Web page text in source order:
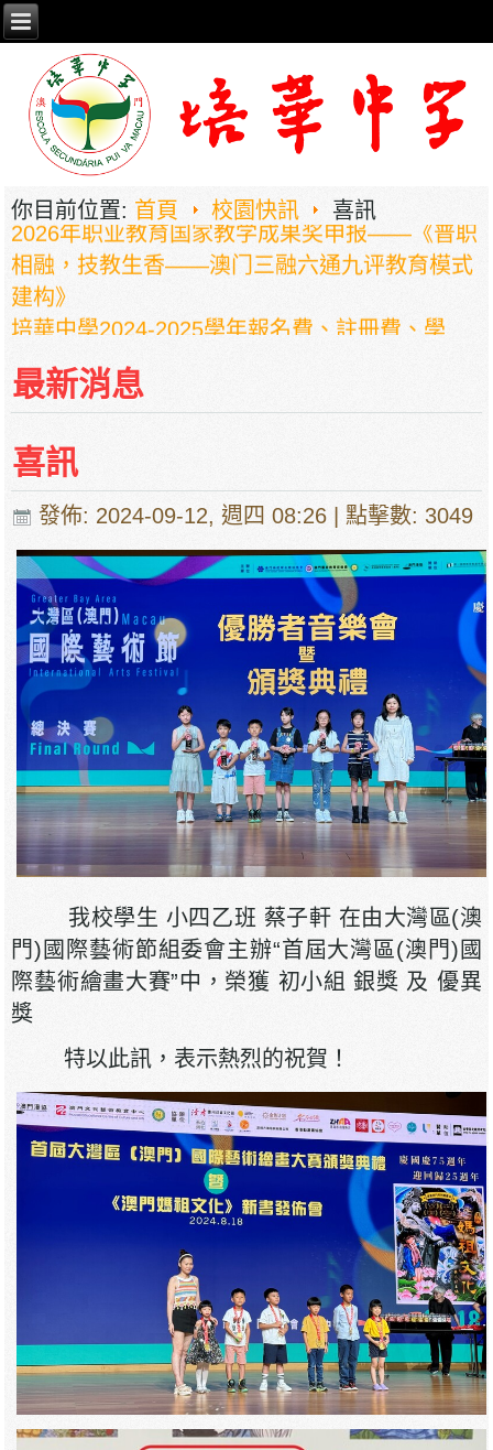
你目前位置: 首頁 校園快訊 喜訊
2026年职业教育国家教学成果奖申报——《普职
相融，技教生香——澳门三融六通九评教育模式
建构》
培華中學2024-2025學年報名費、註冊費、學
項目
培華中學收費項目一覽表
停課通知
最新消息
喜訊
發佈: 2024-09-12, 週四 08:26 | 點擊數: 3049
我校學生 小四乙班 蔡子軒 在由大灣區(澳
門)國際藝術節組委會主辦“首屆大灣區(澳門)國
際藝術繪畫大賽”中，榮獲 初小組 銀獎 及 優異
獎
特以此訊，表示熱烈的祝賀！